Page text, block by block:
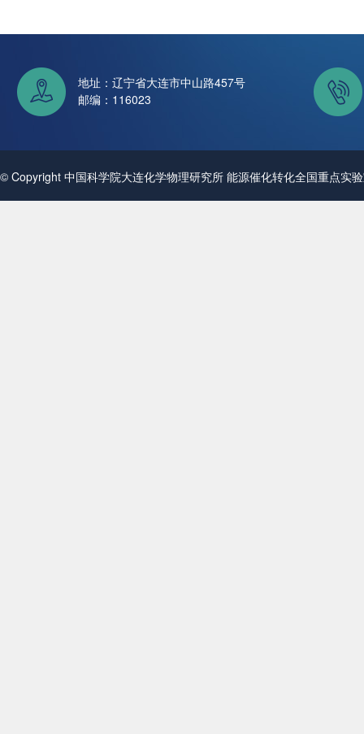
地址：辽宁省大连市中山路457号
邮编：116023
© Copyright 中国科学院大连化学物理研究所 能源催化转化全国重点实